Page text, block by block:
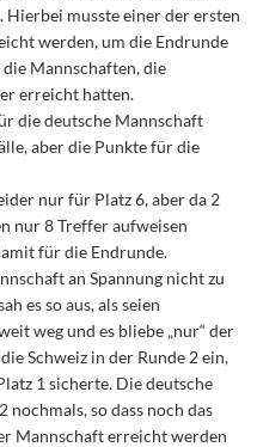
musste einer der ersten
werden, um die Endrunde
Mannschaften, die
erreicht hatten.
die deutsche Mannschaft
aber die Punkte für die
nur für Platz 6, aber da 2
nur 8 Treffer aufweisen
für die Endrunde.
an Spannung nicht zu
es so aus, als seien
weg und es bliebe „nur“ der
Schweiz in der Runde 2 ein,
1 sicherte. Die deutsche
nochmals, so dass noch das
Mannschaft erreicht werden